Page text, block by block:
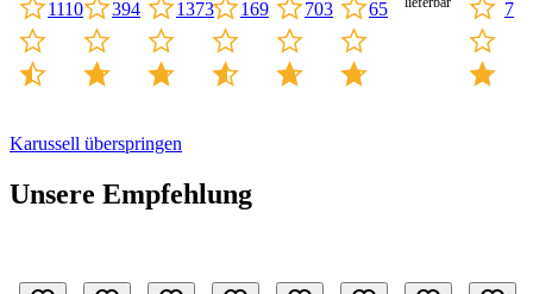
1110 394 1373 169 703 65 7
Karussell überspringen
Unsere Empfehlung